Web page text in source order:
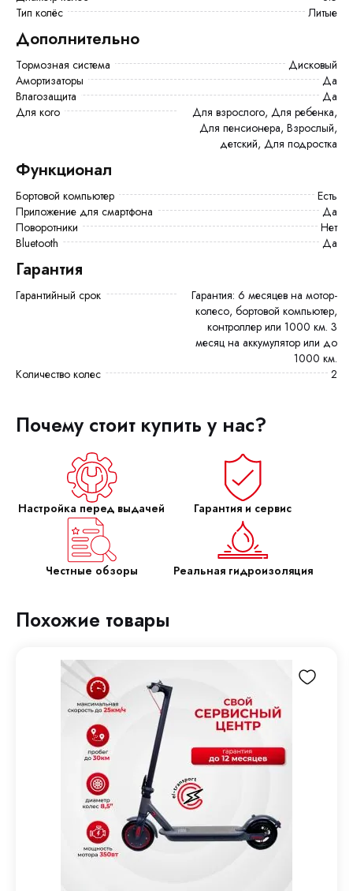
Тип колёс
Литые
Дополнительно
Тормозная система
Дисковый
Амортизаторы
Да
Влагозащита
Да
Для кого
Для взрослого, Для ребенка,
Для пенсионера, Взрослый,
детский, Для подростка
Функционал
Бортовой компьютер
есть
Приложение для смартфона
Да
Поворотники
Нет
Bluetooth
да
Гарантия
Гарантийный срок
Гарантия: 6 месяцев на мотор-
колесо, бортовой компьютер,
контроллер или 1000 км. 3
месяц на аккумулятор или до
1000 км.
Количество колес
2
Почему стоит купить у нас?
Настройка перед выдачей Гарантия и сервис
Честные обзоры Реальная гидроизоляция
Похожие товары